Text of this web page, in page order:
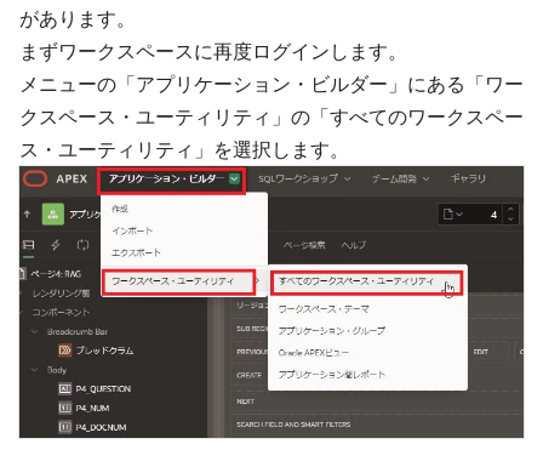
があります。
まずワークスペースに再度ログインします。
メニューの「アプリケーション・ビルダー」にある「ワー
クスペース・ユーティリティ」の「すべてのワークスペー
ス・ユーティリティ」を選択します。